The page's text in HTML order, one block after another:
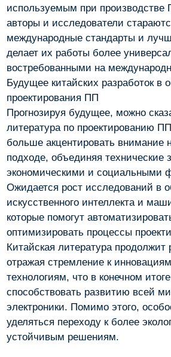
используемым при производстве
авторы и исследователи
международные стандарты и
делает их работы более
востребованными на
Будущее китайских разработок в
проектирования ПП
Прогнозируя будущее, можно
литература по проектированию
больше акцентировать внимание
подходе, объединяя технические
экономическими и социальными
Ожидается рост исследований в
искусственного интеллекта и
которые помогут
оптимизировать процессы
Китайская литература продолжит
отражая стремление к
технологиям, что в конечном
способствовать развитию всей
электроники. Помимо этого,
уделяться переходу к более
устойчивым решениям.